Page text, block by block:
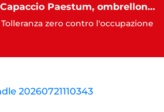
Capaccio Paestum, ombrellone selvaggio: blitz della Municipale, sgomberate tutte le spiagge libere
Tolleranza zero contro l'occupazione